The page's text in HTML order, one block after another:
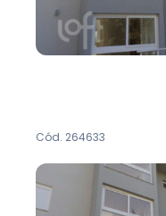
Rua Santos
Hamburgo
Cód. 264633
R$ 385.000,00